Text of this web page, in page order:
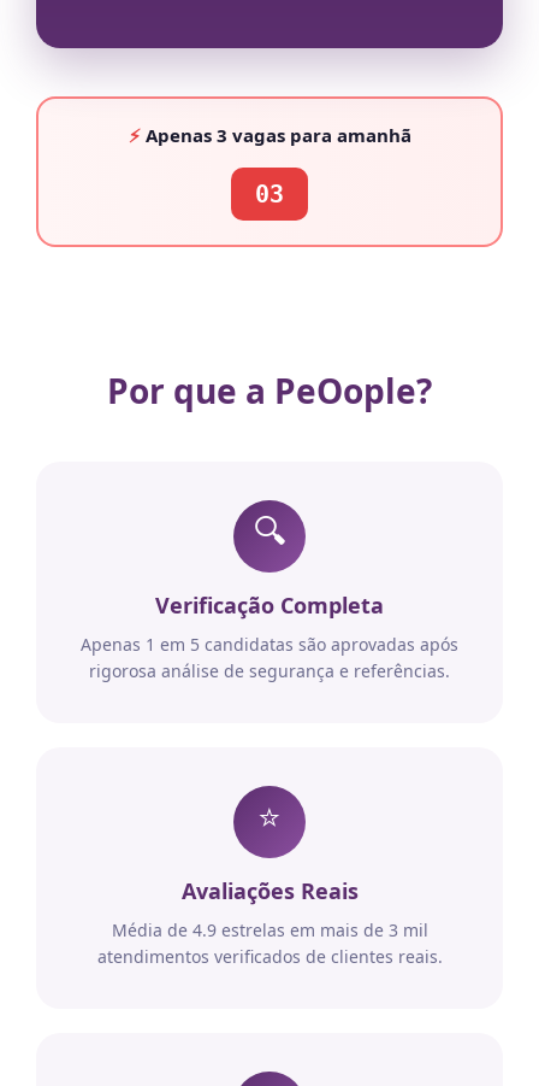
⚡Apenas 3 vagaspara amanhã
03
Por que a PeOople?
🔍
Verificação Completa
Apenas 1 em 5 candidatas são aprovadas após
rigorosa análise de segurança e referências.
⭐
Avaliações Reais
Média de 4.9 estrelas em mais de 3 mil
atendimentos verificados de clientes reais.